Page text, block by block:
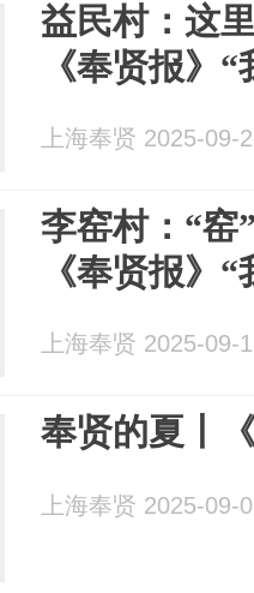
益民村：这
《奉贤报》
上海奉贤 2025-09-
李窑村：“窑
《奉贤报》
上海奉贤 2025-09-
奉贤的夏丨
上海奉贤 2025-09-